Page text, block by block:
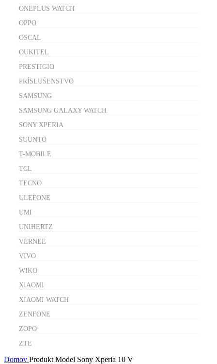
ONEPLUS WATCH
OPPO
OSCAL
OUKITEL
PRESTIGIO
PRÍSLUŠENSTVO
SAMSUNG
SAMSUNG GALAXY WATCH
SONY XPERIA
SUUNTO
T-MOBILE
TCL
TECNO
ULEFONE
UMI
UNIHERTZ
VERNEE
VIVO
WIKO
XIAOMI
XIAOMI WATCH
ZENFONE
ZOPO
ZTE
Domov Produkt Model Sony Xperia 10 V